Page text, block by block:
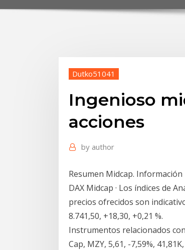
Dutko51041
Ingenioso
acciones
by author
Resumen Midcap.
DAX Midcap · Los índices de
precios ofrecidos son
8.741,50, +18,30, +0,21 %.
Instrumentos relacionados
Cap, MZY, 5,61, -7,59%,